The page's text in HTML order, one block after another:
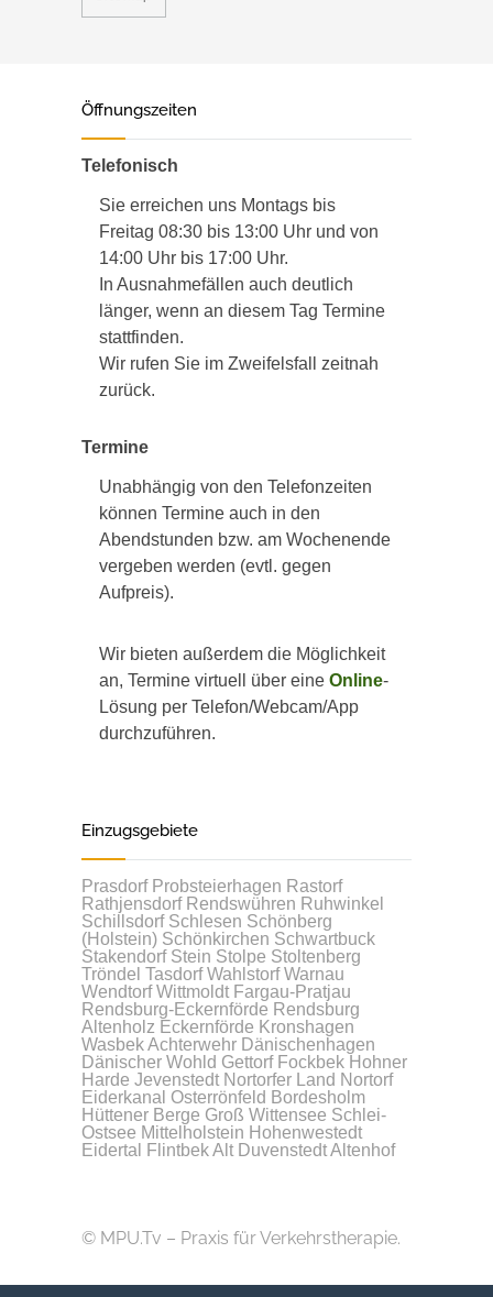
Öffnungszeiten
Telefonisch
Sie erreichen uns Montags bis
Freitag 08:30 bis 13:00 Uhr und von
14:00 Uhr bis 17:00 Uhr.
In Ausnahmefällen auch deutlich
länger, wenn an diesem Tag Termine
stattfinden.
Wir rufen Sie im Zweifelsfall zeitnah
zurück.
Termine
Unabhängig von den Telefonzeiten
können Termine auch in den
Abendstunden bzw. am Wochenende
vergeben werden (evtl. gegen
Aufpreis).
Wir bieten außerdem die Möglichkeit
an, Termine virtuell über eine Online-
Lösung per Telefon/Webcam/App
durchzuführen.
Einzugsgebiete
Prasdorf Probsteierhagen Rastorf
Rathjensdorf Rendswühren Ruhwinkel
Schillsdorf Schlesen Schönberg
(Holstein) Schönkirchen Schwartbuck
Stakendorf Stein Stolpe Stoltenberg
Tröndel Tasdorf Wahlstorf Warnau
Wendtorf Wittmoldt Fargau-Pratjau
Rendsburg-Eckernförde Rendsburg
Altenholz Eckernförde Kronshagen
WasbekAchterwehr Dänischenhagen
Dänischer Wohld Gettorf Fockbek Hohner
Harde Jevenstedt Nortorfer Land Nortorf
Eiderkanal Osterrönfeld Bordesholm
Hüttener Berge Groß Wittensee Schlei-
Ostsee Mittelholstein Hohenwestedt
Eidertal
FlintbekAlt DuvenstedtAltenhof
© MPU.Tv – Praxis für Verkehrstherapie.